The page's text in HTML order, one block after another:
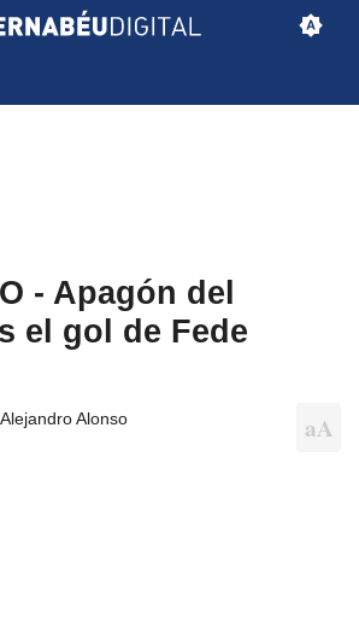
- Apagón del
el gol de Fede
Alejandro Alonso